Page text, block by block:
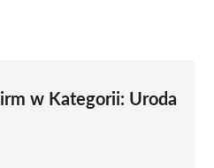
w Kategorii: Uroda